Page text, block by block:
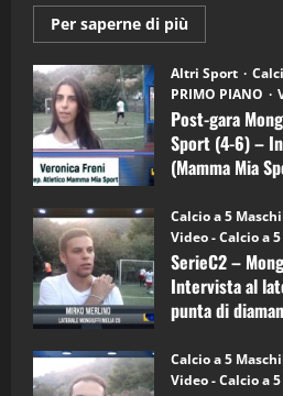
Per saperne di più
informazioni
Post-
gara
Mongiuffi
Melia
–
Mamma
Mia
Sport
6)
–
Intervista
a
mister
Arturo
Carciotto
(Mongiuffi
Altri Sport
PRIMO PIANO
Post-gara
Sport (4-6) –
(Mamma Mia
Calcio a 5
Video - Calcio a 5
SerieC2 –
Intervista al
punta di
Calcio a 5
Video - Calcio a 5
3
"SportEmpire" in
“SportEmpire”
(Martedi 21
21/04/2026
4
“SportEmpire”
(Martedi 14
15/04/2026
“SportEmpire”
(Martedi 07